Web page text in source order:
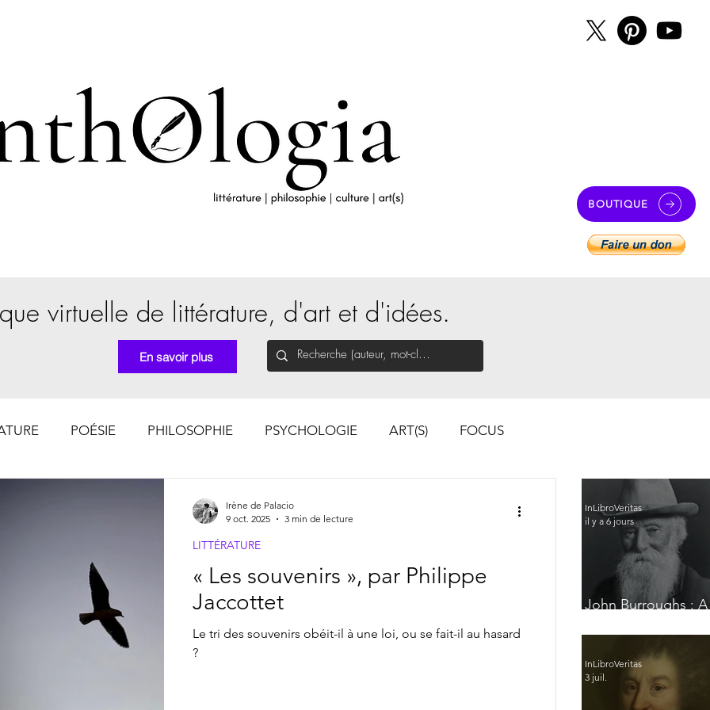
BOUTIQUE
virtuelle de littérature, d'art et d'idées.
En savoir plus
POÉSIE PHILOSOPHIE PSYCHOLOGIE ART(S) FOCUS
« Les souvenirs », par Philippe
Jaccottet
Le tri des souvenirs obéit-il à une loi, ou se fait-il au hasard
?
LITTÉRATURE
Irène de Palacio
9 oct. 2025
3 min de lecture
John Burroughs : A
InLibroVeritas
il y a 6 jours
InLibroVeritas
3 juil.